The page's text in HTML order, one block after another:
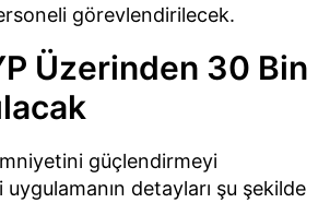
görevlendirilecek.
Üzerinden 30 Bin
güçlendirmeyi
detayları şu şekilde